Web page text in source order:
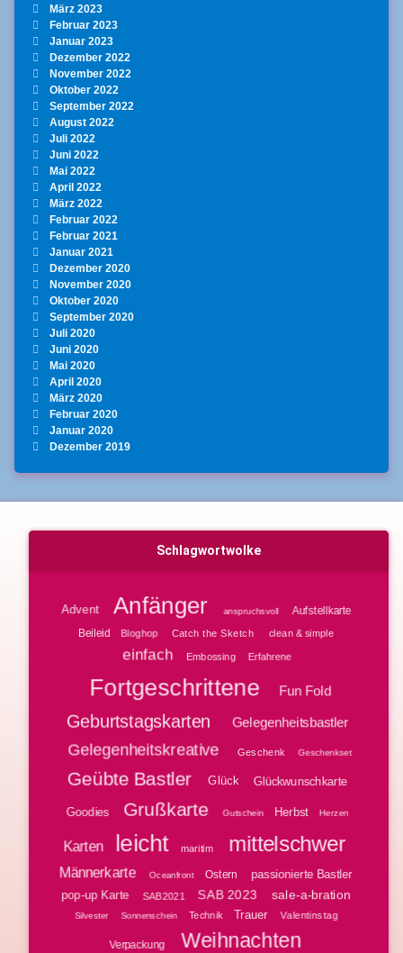
März 2023
Februar 2023
Januar 2023
Dezember 2022
November 2022
Oktober 2022
September 2022
August 2022
Juli 2022
Juni 2022
Mai 2022
April 2022
März 2022
Februar 2022
Februar 2021
Januar 2021
Dezember 2020
November 2020
Oktober 2020
September 2020
Juli 2020
Juni 2020
Mai 2020
April 2020
März 2020
Februar 2020
Januar 2020
Dezember 2019
Schlagwortwolke
Advent Anfänger anspruchsvoll
Aufstellkarte
Beileid
Bloghop Catch the Sketch clean & simple
einfach Embossing Erfahrene
Fortgeschrittene Fun Fold
Geburtstagskarten Gelegenheitsbastler
Gelegenheitskreative Geschenk Geschenkset
Geübte Bastler Glück Glückwunschkarte
Goodies Grußkarte Gutschein Herbst Herzen
Karten leicht maritim mittelschwer
Männerkarte Oceanfront Ostern
passionierte Bastler
pop-up Karte
SAB2021 SAB 2023 sale-a-bration
Silvester Sonnenschein Technik Trauer Valentinstag
Verpackung Weihnachten